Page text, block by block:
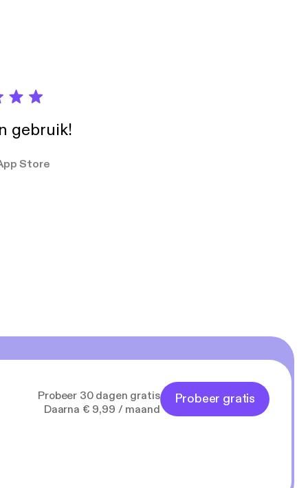
gebruik!
Store
Probeer 30 dagen gratis
Daarna € 9,99 / maand
Probeer gratis